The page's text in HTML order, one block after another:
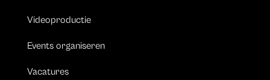
Videoproductie
Events organiseren
Vacatures